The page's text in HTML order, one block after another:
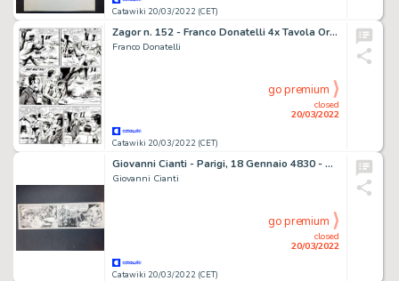
Catawiki 20/03/2022 (CET)
Zagor n. 152 - Franco Donatelli 4x Tavola Originale "Missione compiuta" - Page volante - Exemplaire unique - (1978)
Franco Donatelli
Catawiki 20/03/2022 (CET)
closed
20/03/2022
go premium
Giovanni Cianti - Parigi, 18 Gennaio 4830 - Page volante - Exemplaire unique
Giovanni Cianti
Catawiki 20/03/2022 (CET)
closed
20/03/2022
go premium